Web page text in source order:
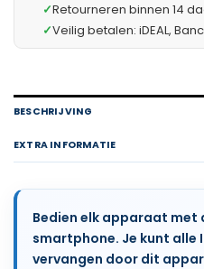
✓Retourneren binnen 14
✓Veilig betalen: iDEAL,
BESCHRIJVING
EXTRA INFORMATIE
Bedien elk apparaat
smartphone. Je kunt
vervangen door dit